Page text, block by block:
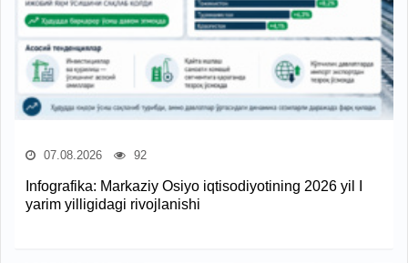
07.08.2026 92
Infografika: Markaziy Osiyo iqtisodiyotining 2026 yil I
yarim yilligidagi rivojlanishi